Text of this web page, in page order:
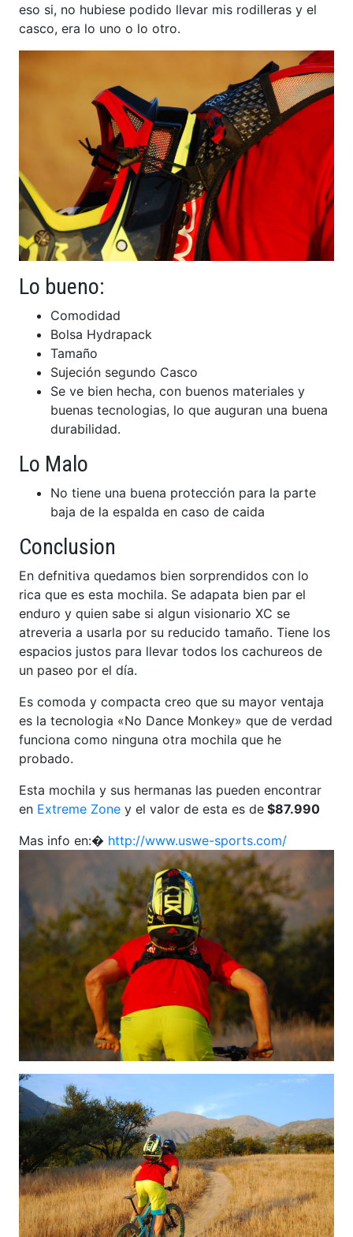
eso si, no hubiese podido llevar mis rodilleras y el
casco, era lo uno o lo otro.
Lo bueno:
Comodidad
Bolsa Hydrapack
Tamaño
Sujeción segundo Casco
Se ve bien hecha, con buenos materiales y
buenas tecnologias, lo que auguran una buena
durabilidad.
Lo Malo
No tiene una buena protección para la parte
baja de la espalda en caso de caida
Conclusion
En defnitiva quedamos bien sorprendidos con lo
rica que es esta mochila. Se adapata bien par el
enduro y quien sabe si algun visionario XC se
atreveria a usarla por su reducido tamaño. Tiene los
espacios justos para llevar todos los cachureos de
un paseo por el día.
Es comoda y compacta creo que su mayor ventaja
es la tecnologia «No Dance Monkey» que de verdad
funciona como ninguna otra mochila que he
probado.
Esta mochila y sus hermanas las pueden encontrar
en Extreme Zone y el valor de esta es de $87.990
Mas info en:� http://www.uswe-sports.com/